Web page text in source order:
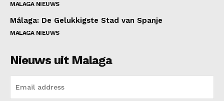
MALAGA NIEUWS
Málaga: De Gelukkigste Stad van Spanje
MALAGA NIEUWS
Nieuws uit Malaga